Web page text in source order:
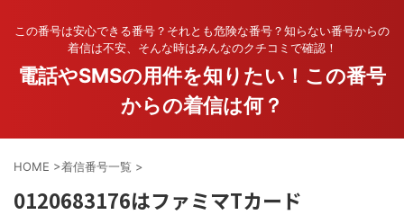
この番号は安心できる番号？それとも危険な番号？知らない番号からの
着信は不安、そんな時はみんなのクチコミで確認！
電話やSMSの用件を知りたい！この番号
からの着信は何？
HOME >着信番号一覧 >
0120683176はファミマTカード